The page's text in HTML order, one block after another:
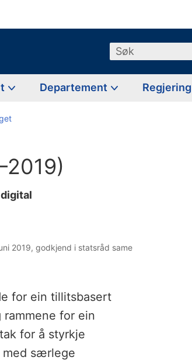
Søk
Departement Regjering
2019, godkjend i statsråd same
for ein tillitsbasert
rammene for ein
for å styrkje
med særlege